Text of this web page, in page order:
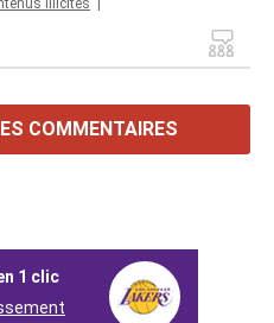
COMMENTAIRES
1 clic